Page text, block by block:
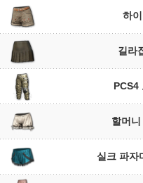
하
길라
PCS4
할머니
실크 파자